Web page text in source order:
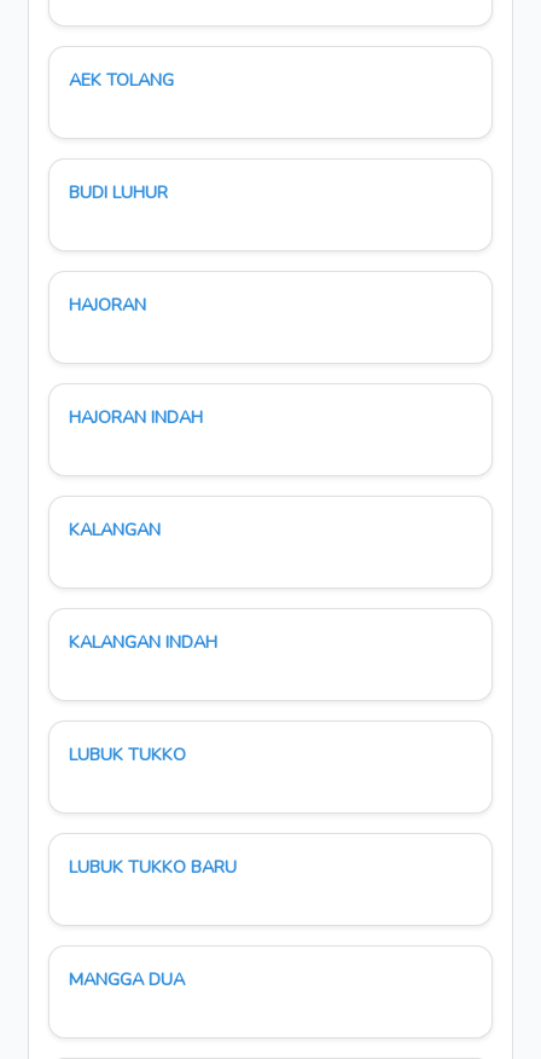
AEK TOLANG
BUDI LUHUR
HAJORAN
HAJORAN INDAH
KALANGAN
KALANGAN INDAH
LUBUK TUKKO
LUBUK TUKKO BARU
MANGGA DUA